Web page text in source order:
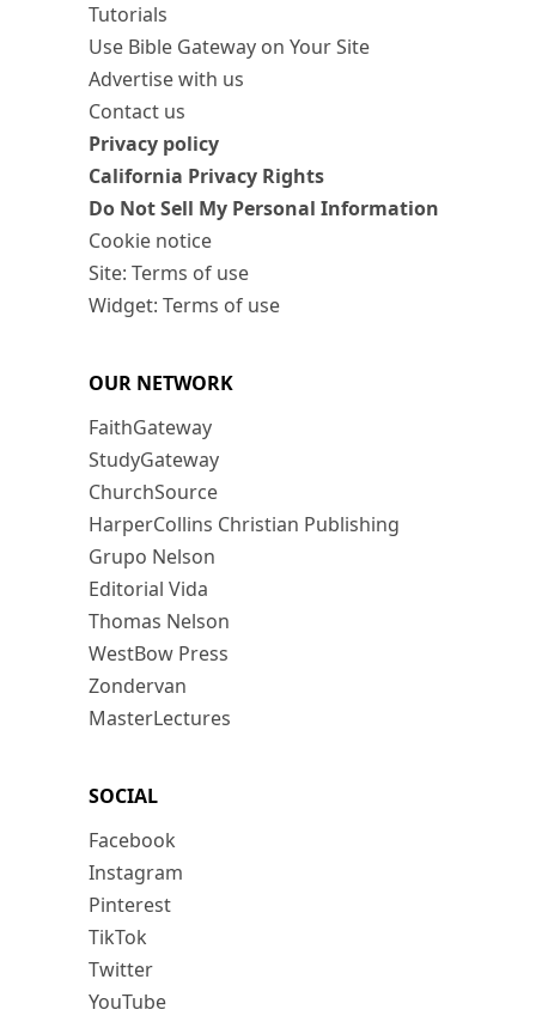
Tutorials
Use Bible Gateway on Your Site
Advertise with us
Contact us
Privacy policy
California Privacy Rights
Do Not Sell My Personal Information
Cookie notice
Site: Terms of use
Widget: Terms of use
OUR NETWORK
FaithGateway
StudyGateway
ChurchSource
HarperCollins Christian Publishing
Grupo Nelson
Editorial Vida
Thomas Nelson
WestBow Press
Zondervan
MasterLectures
SOCIAL
Facebook
Instagram
Pinterest
TikTok
Twitter
YouTube